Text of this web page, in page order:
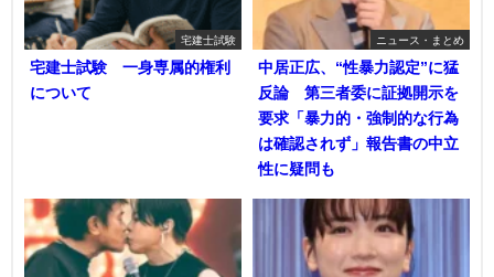
宅建士試験
宅建士試験 一身専属的権利
について
ニュース・まとめ
中居正広、“性暴力認定”に猛
反論 第三者委に証拠開示を
要求「暴力的・強制的な行為
は確認されず」報告書の中立
性に疑問も